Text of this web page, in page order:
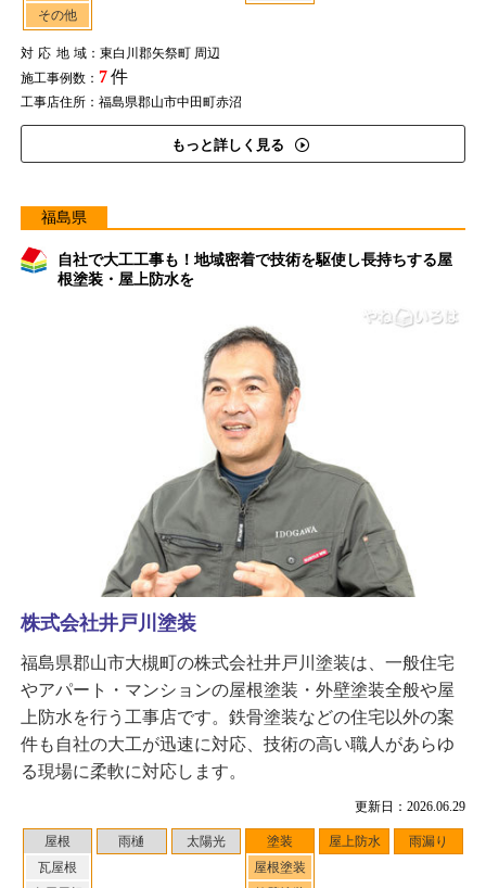
その他
対応地域：東白川郡矢祭町 周辺
施工事例数： 7件
工事店住所：福島県郡山市中田町赤沼
もっと詳しく見る
福島県
自社で大工工事も！地域密着で技術を駆使し長持ちする屋
根塗装・屋上防水を
更新日：2026.06.29
屋根
瓦屋根
雨樋 太陽光
塗装
屋根塗装
屋上防水 雨漏り
株式会社井戸川塗装
福島県郡山市大槻町の株式会社井戸川塗装は、一般住宅
やアパート・マンションの屋根塗装・外壁塗装全般や屋
上防水を行う工事店です。鉄骨塗装などの住宅以外の案
件も自社の大工が迅速に対応、技術の高い職人があらゆ
る現場に柔軟に対応します。